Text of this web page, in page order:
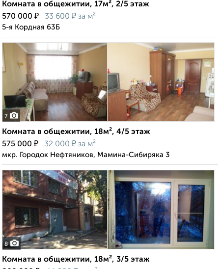
Комната в общежитии, 17м², 2/5 этаж
570 000 ₽ 33 600 ₽ за м²
5-я Кордная 63Б
7
Комната в общежитии, 18м², 4/5 этаж
575 000 ₽ 32 000 ₽ за м²
мкр. Городок Нефтяников, Мамина-Сибиряка 3
8
Комната в общежитии, 18м², 3/5 этаж